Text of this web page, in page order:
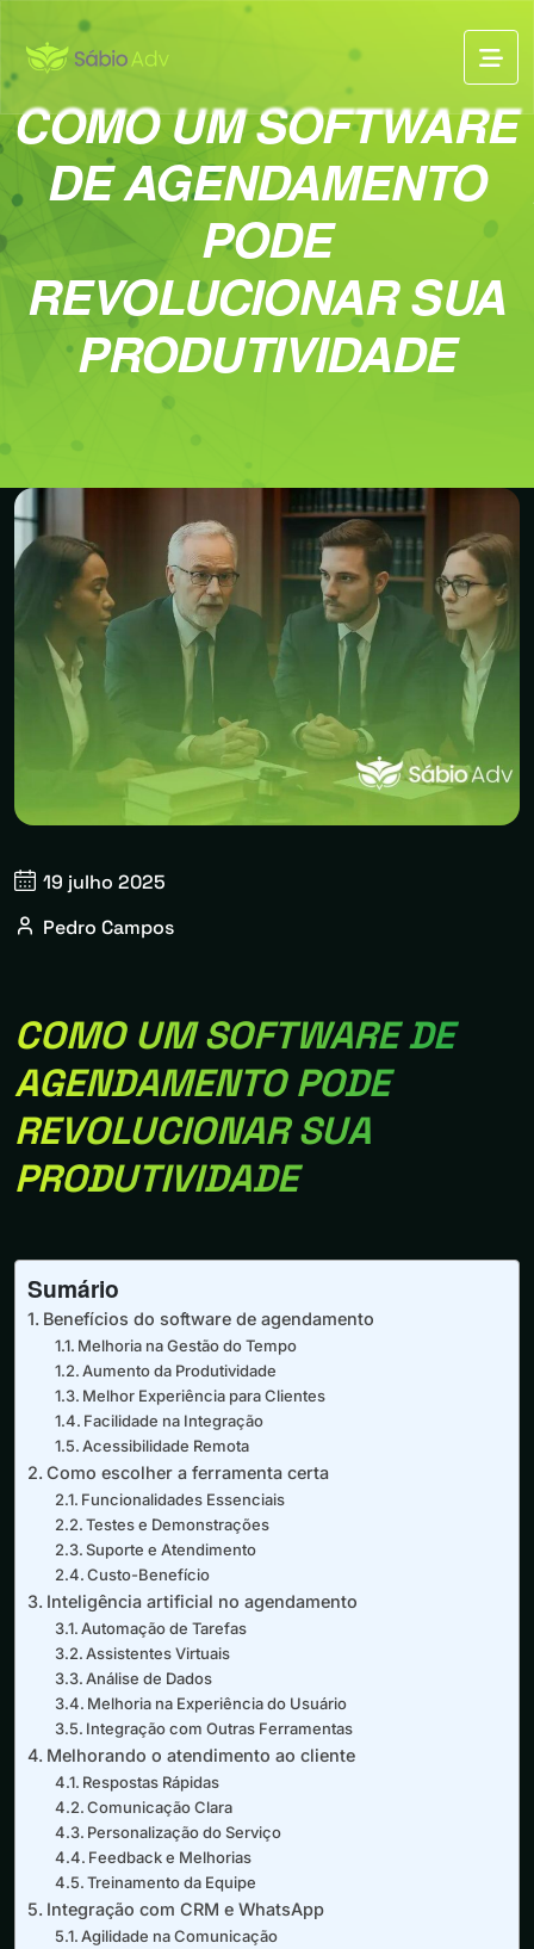
COMO UM SOFTWARE
DE AGENDAMENTO
PODE
REVOLUCIONAR SUA
PRODUTIVIDADE
19 julho 2025
Pedro Campos
COMO UM SOFTWARE DE
AGENDAMENTO PODE
REVOLUCIONAR SUA
PRODUTIVIDADE
Sumário
Benefícios do software de agendamento
Melhoria na Gestão do Tempo
Aumento da Produtividade
Melhor Experiência para Clientes
Facilidade na Integração
Acessibilidade Remota
Como escolher a ferramenta certa
Funcionalidades Essenciais
Testes e Demonstrações
Suporte e Atendimento
Custo-Benefício
Inteligência artificial no agendamento
Automação de Tarefas
Assistentes Virtuais
Análise de Dados
Melhoria na Experiência do Usuário
Integração com Outras Ferramentas
Melhorando o atendimento ao cliente
Respostas Rápidas
Comunicação Clara
Personalização do Serviço
Feedback e Melhorias
Treinamento da Equipe
Integração com CRM e WhatsApp
Agilidade na Comunicação